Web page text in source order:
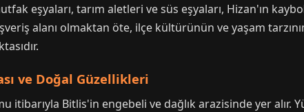
eşyaları, tarım aletleri ve süs eşyaları, Hizan'ın
alanı olmaktan öte, ilçe kültürünün ve yaşam
ve Doğal Güzellikleri
itibarıyla Bitlis'in engebeli ve dağlık arazisinde yer alır.